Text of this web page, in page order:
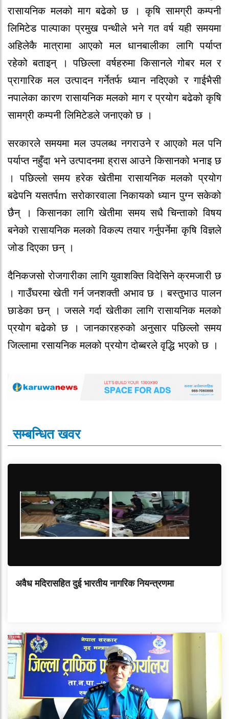
रासायनिक मलको माग बढेको छ । कृषि सामग्री कम्पनी
लिमिटेड पाल्पाका प्रमुख पन्थीले भने गत वर्ष यही समयमा
अहिलेकै मात्रामा आएको मल धानबालीका लागि पर्याप्त
रहेको बताइन् । पछिल्ला वर्षहरुमा किसानले गोबर मल र
प्रागारिक मल उत्पादन गर्नेतर्फ ध्यान नदिएको र गाईभैसी
नपालेका कारण रासायनिक मलको माग र प्रयोग बढेको कृषि
सामग्री कम्पनी लिमिटेडले जनाएको छ ।
सरकारले समयमा मल उपलब्ध नगराउने र आएको मल पनि
पर्याप्त नहुँदा भने उत्पादनमा ह्रास आउने किसानको भनाइ छ
। पछिल्लो समय हरेक खेतीमा रासायनिक मलको प्रयोग
बढेपनि यसतर्पm सरोकारवाला निकायको ध्यान पुग्न सकेको
छैन् । किसानका लागि खेतीमा समय सधै चिन्ताको विषय
बनेको रासायनिक मलको विकल्प तयार गर्नुपर्नेमा कृषि विज्ञले
जोड दिएका छन् ।
दैनिकजसो रोजगारीका लागि युवाशक्ति विदेसिने क्रमजारी छ
। गाउँघरमा खेती गर्न जनशक्ती अभाव छ । बस्तुभाउ पालन
छाडेका छन् । जसले गर्दा खेतीका लागि रासायनिक मलको
प्रयोग बढेको छ । जानकारहरुको अनुसार पछिल्लो समय
जिल्लामा रसायनिक मलको प्रयोग दोब्बरले वृद्धि भएको छ ।
सम्बन्धित खवर
अवैध मदिरासहित दुई भारतीय नागरिक नियन्त्रणमा